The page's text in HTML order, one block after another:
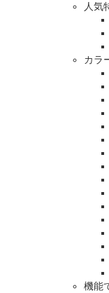
人気
カラ
機能